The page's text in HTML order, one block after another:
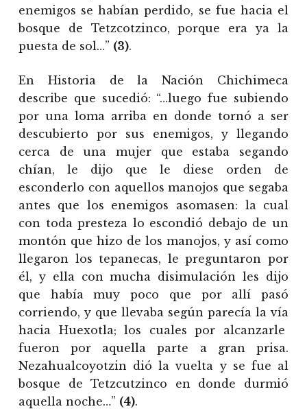
enemigos se habían perdido, se fue hacia el
bosque de Tetzcotzinco, porque era ya la
puesta de sol…” (3).
En Historia de la Nación Chichimeca
describe que sucedió: “…luego fue subiendo
por una loma arriba en donde tornó a ser
descubierto por sus enemigos, y llegando
cerca de una mujer que estaba segando
chían, le dijo que le diese orden de
esconderlo con aquellos manojos que segaba
antes que los enemigos asomasen: la cual
con toda presteza lo escondió debajo de un
montón que hizo de los manojos, y así como
llegaron los tepanecas, le preguntaron por
él, y ella con mucha disimulación les dijo
que había muy poco que por allí pasó
corriendo, y que llevaba según parecía la vía
hacia Huexotla; los cuales por alcanzarle
fueron por aquella parte a gran prisa.
Nezahualcoyotzin dió la vuelta y se fue al
bosque de Tetzcutzinco en donde durmió
aquella noche…” (4).